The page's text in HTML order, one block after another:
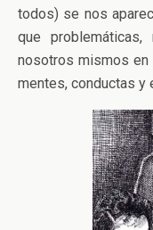
todos) se nos
que
nosotros mismos en
mentes, conductas y